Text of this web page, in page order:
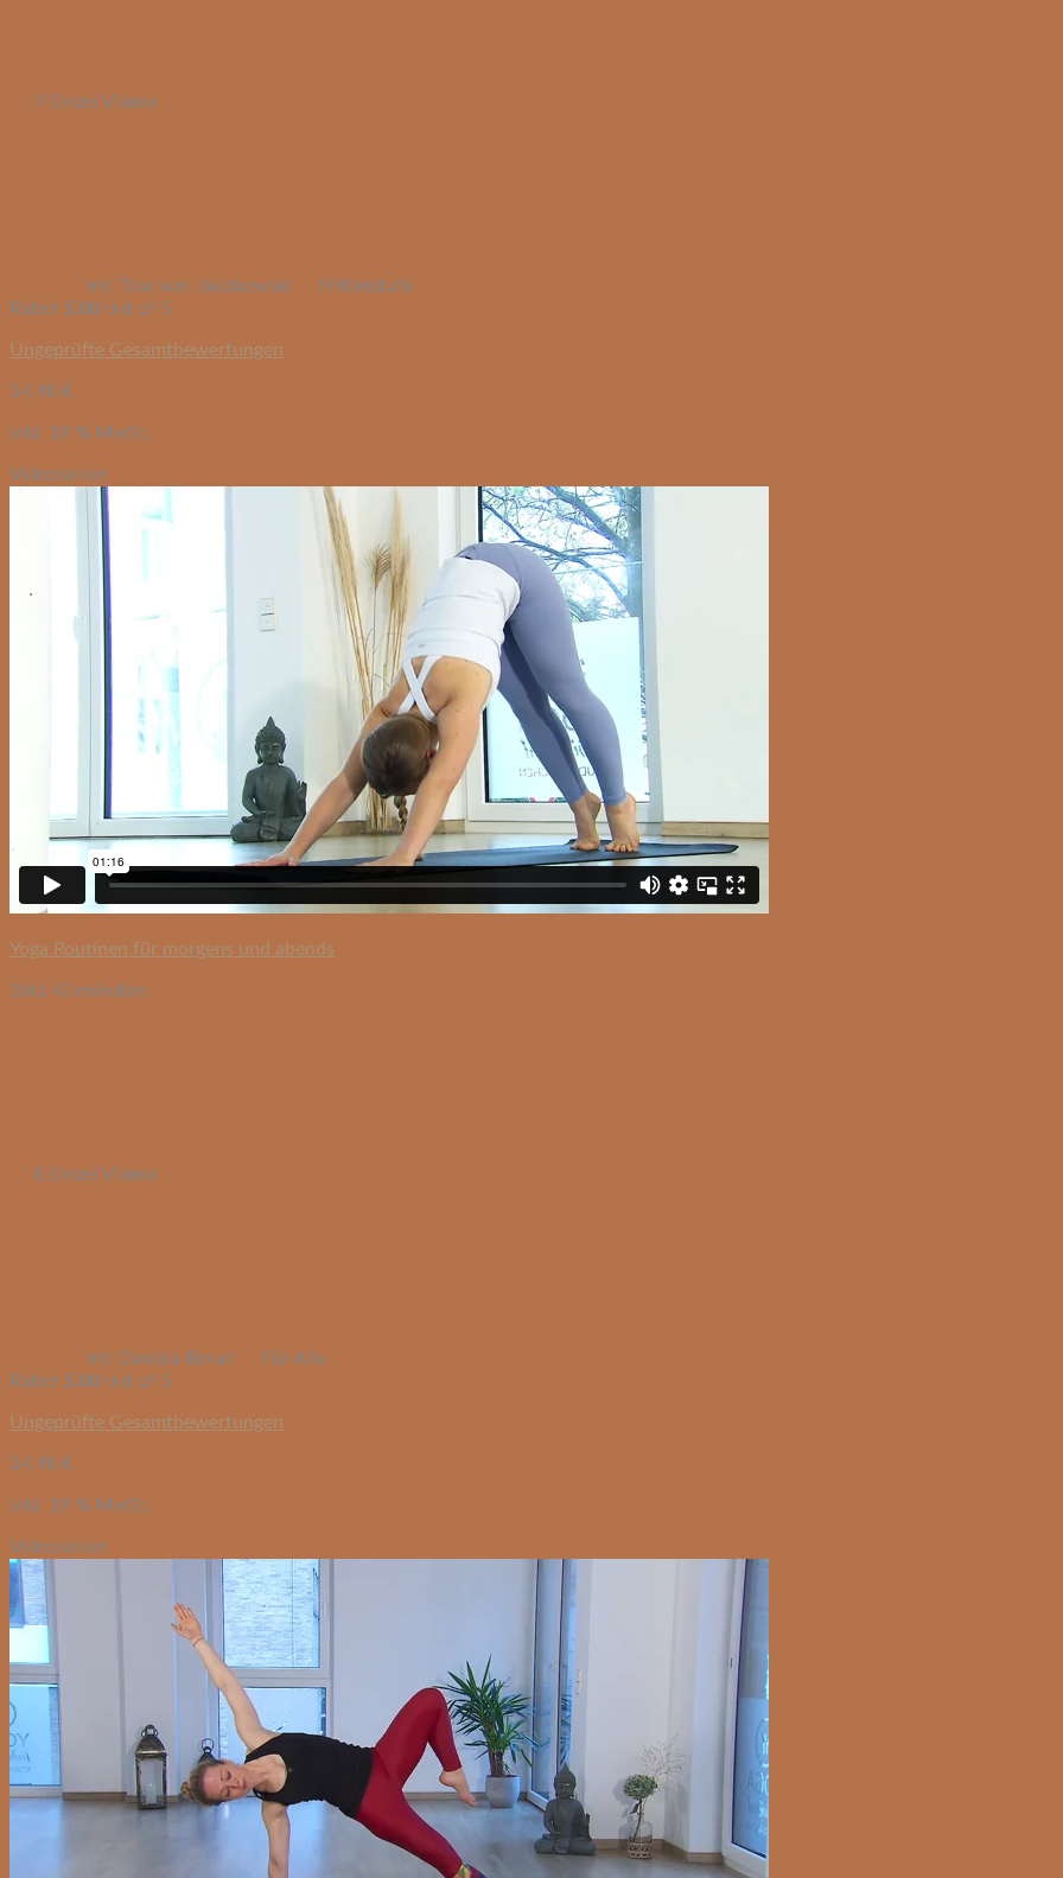
7 Einzel Videos
mit Tina von Jakubowski
Mittelstufe
Rated 5.00 out of 5
Ungeprüfte Gesamtbewertungen
24,90 €
inkl. 19 % MwSt.
Videoserien
Yoga Routinen für morgens und abends
3std 40 minuten
8 Einzel Videos
mit Daniela Beran
Für Alle
Rated 5.00 out of 5
Ungeprüfte Gesamtbewertungen
24,90 €
inkl. 19 % MwSt.
Videoserien